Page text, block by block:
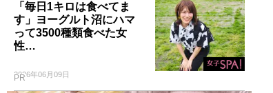
「毎日1キロは食べてま
す」ヨーグルト沼にハマ
って3500種類食べた女
性…
2026年06月09日
PR